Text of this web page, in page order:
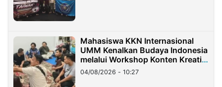
Mahasiswa KKN Internasional
UMM Kenalkan Budaya Indonesia
melalui Workshop Konten Kreatif
di Taiwan
04/08/2026 - 10:27